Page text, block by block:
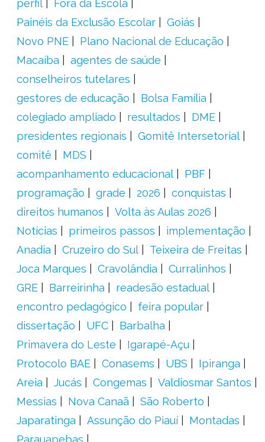
perfil
Fora da Escola
Painéis da Exclusão Escolar
Goiás
Novo PNE
Plano Nacional de Educação
Macaíba
agentes de saúde
conselheiros tutelares
gestores de educação
Bolsa Família
colegiado ampliado
resultados
DME
presidentes regionais
Gomitê Intersetorial
comitê
MDS
acompanhamento educacional
PBF
programação
grade 2026
conquistas
direitos humanos
Volta às Aulas 2026
Notícias
primeiros passos
implementação
Anadia
Cruzeiro do Sul
Teixeira de Freitas
Joca Marques
Cravolândia
Curralinhos
GRE
Barreirinha
readesão estadual
encontro pedagógico
feira popular
dissertação
UFC
Barbalha
Primavera do Leste
Igarapé-Açu
Protocolo BAE
Conasems UBS
Ipiranga
Areia
Jucás Congemas
Valdiosmar Santos
Messias
Nova Canaã
São Roberto
Japaratinga
Assunção do Piauí
Montadas
Parauapebas